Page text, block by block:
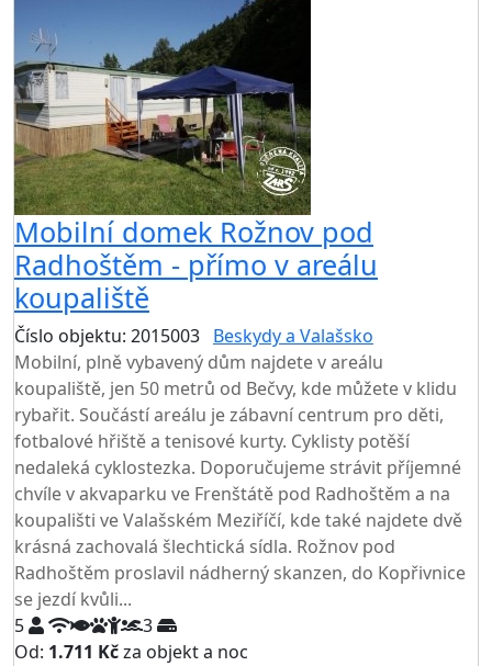
Mobilní domek Rožnov pod
Radhoštěm - přímo v areálu
koupaliště
Číslo objektu: 2015003 Beskydy a Valašsko
Mobilní, plně vybavený dům najdete v areálu
koupaliště, jen 50 metrů od Bečvy, kde můžete v klidu
rybařit. Součástí areálu je zábavní centrum pro děti,
fotbalové hřiště a tenisové kurty. Cyklisty potěší
nedaleká cyklostezka. Doporučujeme strávit příjemné
chvíle v akvaparku ve Frenštátě pod Radhoštěm a na
koupališti ve Valašském Meziříčí, kde také najdete dvě
krásná zachovalá šlechtická sídla. Rožnov pod
Radhoštěm proslavil nádherný skanzen, do Kopřivnice
se jezdí kvůli...
5
3
Od: 1.711 Kčza objekt a noc